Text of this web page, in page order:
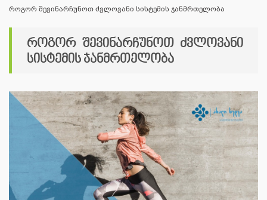
როგორ შევინარჩუნოთ ძვლოვანი სისტემის ჯანმრთელობა
როგორ შევინარჩუნოთ ძვლოვანი
სისტემის ჯანმრთელობა